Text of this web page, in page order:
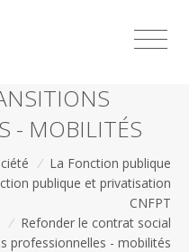
- MOBILITÉS
/ La Fonction publique
publique et privatisation
CNFPT
/ Refonder le contrat social
professionnelles - mobilités